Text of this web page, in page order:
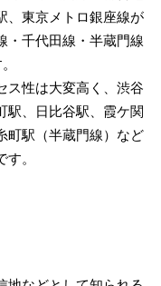
、東京メトロ銀座線が
・千代田線・半蔵門線
ス性は大変高く、渋谷
駅、日比谷駅、霞ケ関
町駅（半蔵門線）など
。